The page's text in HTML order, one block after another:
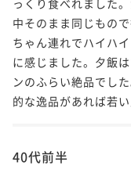
中そのまま同じもの
ちゃん連れでハイハ
に感じました。夕飯
ンのふらい絶品でし
的な逸品があれば若い
40代前半